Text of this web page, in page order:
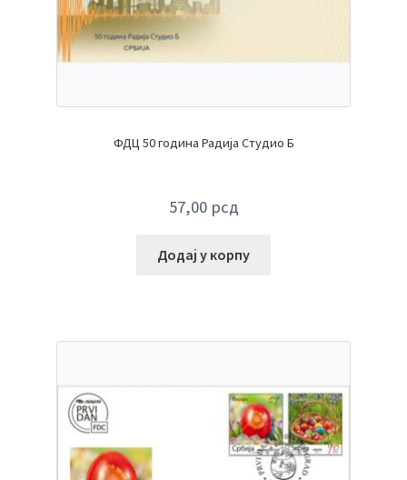
ФДЦ 50 година Радија Студио Б
57,00 рсд
Додај у корпу